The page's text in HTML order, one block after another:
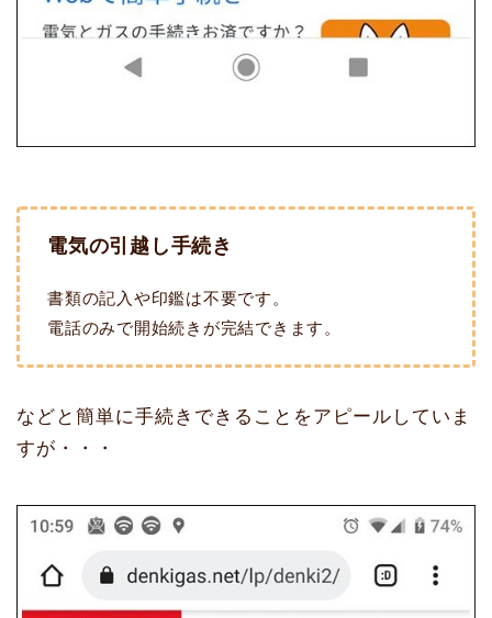
電気の引越し手続き
書類の記入や印鑑は不要です。
電話のみで開始続きが完結できます。
などと簡単に手続きできることをアピールしていま
すが・・・